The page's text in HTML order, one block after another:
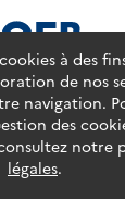
public.fr
à des
de nos
navigation.
des
notre
légales.